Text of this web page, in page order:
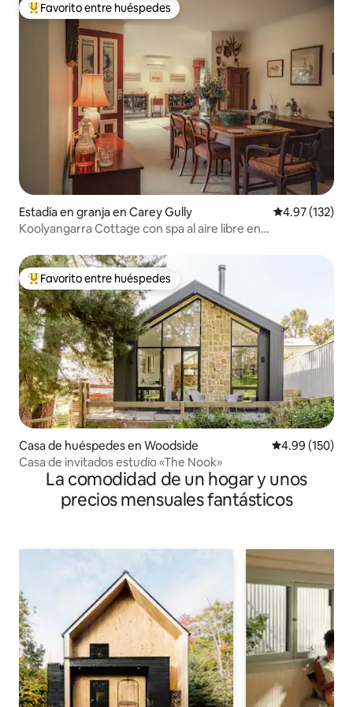
Favorito entre huéspedes preferido
Favorito entre huéspedes
Estadía en granja en Carey Gully Calificación
4.97 (132)
Koolyangarra Cottage con spa al aire libre en
Favorito entre huéspedes preferido
Favorito entre huéspedes
Casa de huéspedes en Woodside Calificación
4.99 (150)
Casa de invitados estudio «The Nook»
La comodidad de un hogar y unos
precios mensuales fantásticos